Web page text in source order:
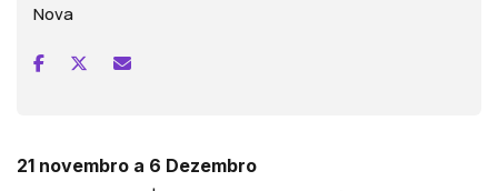
Nova
21 novembro a 6 Dezembro